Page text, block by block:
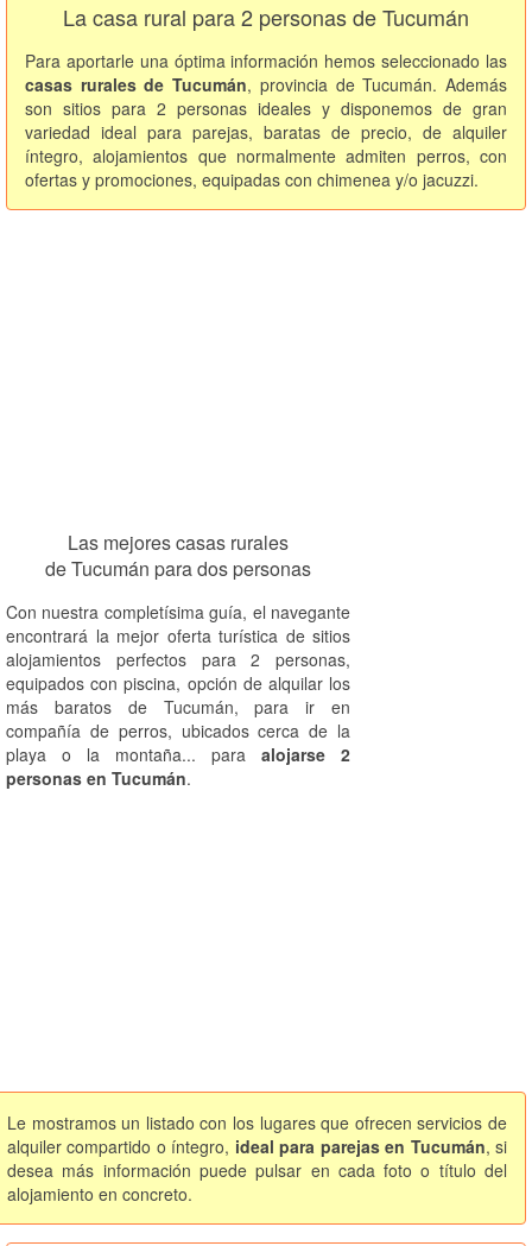
La casa rural para 2 personas de Tucumán
Para aportarle una óptima información hemos seleccionado las
casas rurales de Tucumán, provincia de Tucumán. Además
son sitios para 2 personas ideales y disponemos de gran
variedad ideal para parejas, baratas de precio, de alquiler
íntegro, alojamientos que normalmente admiten perros, con
ofertas y promociones, equipadas con chimenea y/o jacuzzi.
Las mejores casas rurales
de Tucumán para dos personas
Con nuestra completísima guía, el navegante
encontrará la mejor oferta turística de sitios
alojamientos perfectos para 2 personas,
equipados con piscina, opción de alquilar los
más baratos de Tucumán, para ir en
compañía de perros, ubicados cerca de la
playa o la montaña... para alojarse 2
personas en Tucumán.
Le mostramos un listado con los lugares que ofrecen servicios de
alquiler compartido o íntegro, ideal para parejas en Tucumán, si
desea más información puede pulsar en cada foto o título del
alojamiento en concreto.